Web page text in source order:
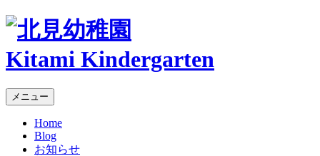
Kitami Kindergarten
メニュー
Home
Blog
お知らせ